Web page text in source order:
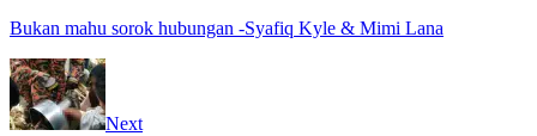
Bukan mahu sorok hubungan -Syafiq Kyle & Mimi Lana
Next